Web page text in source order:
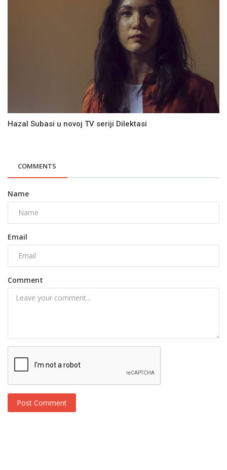
Hazal Subasi u novoj TV seriji Dilektasi
COMMENTS
Name
Email
Comment
Post Comment